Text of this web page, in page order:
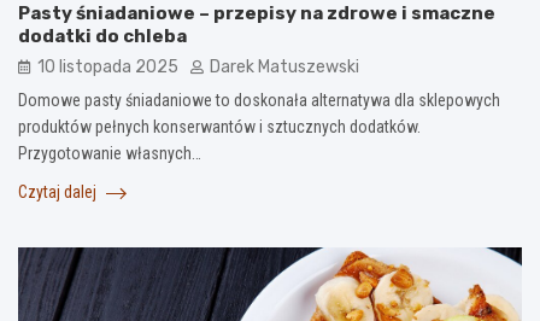
Pasty śniadaniowe – przepisy na zdrowe i smaczne
dodatki do chleba
10 listopada 2025 Darek Matuszewski
Domowe pasty śniadaniowe to doskonała alternatywa dla sklepowych
produktów pełnych konserwantów i sztucznych dodatków.
Przygotowanie własnych…
Czytaj dalej